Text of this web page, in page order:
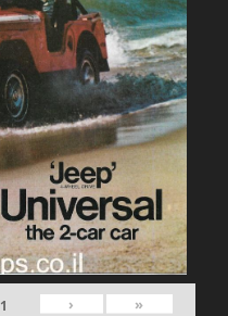
«
‹
1